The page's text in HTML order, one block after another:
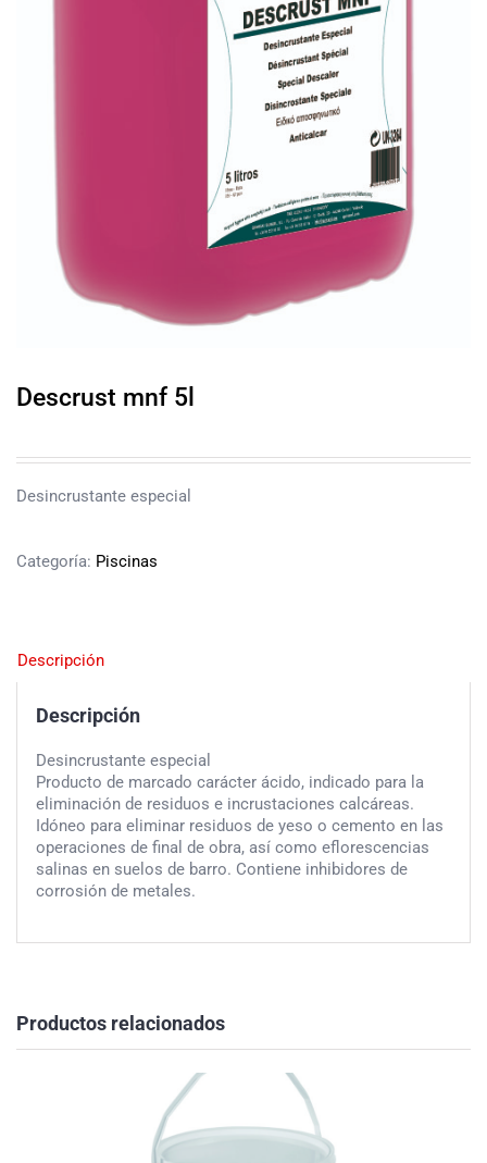
Descrust mnf 5l
Desincrustante especial
Categoría: Piscinas
Descripción
Descripción
Desincrustante especial
Producto de marcado carácter ácido, indicado para la
eliminación de residuos e incrustaciones calcáreas.
Idóneo para eliminar residuos de yeso o cemento en las
operaciones de final de obra, así como eflorescencias
salinas en suelos de barro. Contiene inhibidores de
corrosión de metales.
Productos relacionados